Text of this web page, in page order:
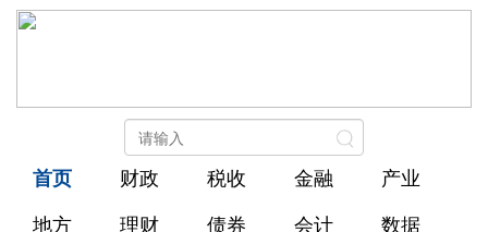
首页 财政 税收 金融 产业
地方 理财 债券 会计 数据